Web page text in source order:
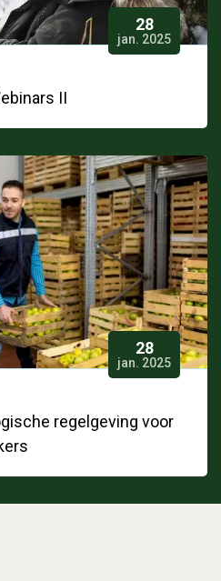
28
jan. 2025
II
28
jan. 2025
regelgeving voor